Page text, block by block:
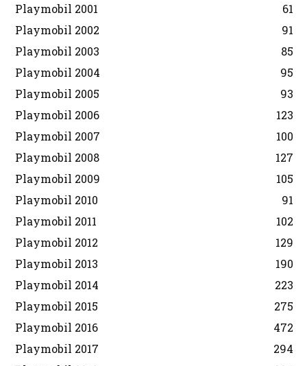
Playmobil 2001
61
Playmobil 2002
91
Playmobil 2003
85
Playmobil 2004
95
Playmobil 2005
93
Playmobil 2006
123
Playmobil 2007
100
Playmobil 2008
127
Playmobil 2009
105
Playmobil 2010
91
Playmobil 2011
102
Playmobil 2012
129
Playmobil 2013
190
Playmobil 2014
223
Playmobil 2015
275
Playmobil 2016
472
Playmobil 2017
294